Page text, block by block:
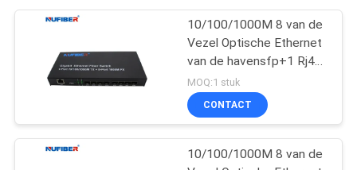
10/100/1000M 8 van de
Vezel Optische Ethernet
van de havensfp+1 Rj45
haven de
Schakelaarmedia
convertor
MOQ:1 stuk
CONTACT
10/100/1000M 8 van de